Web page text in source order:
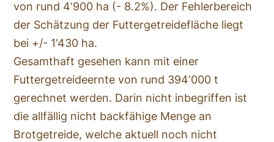
von rund 4'900 ha (- 8.2%). Der Fehlerbereich
der Schätzung der Futtergetreidefläche liegt
bei +/- 1'430 ha.
Gesamthaft gesehen kann mit einer
Futtergetreideernte von rund 394‘000 t
gerechnet werden. Darin nicht inbegriffen ist
die allfällig nicht backfähige Menge an
Brotgetreide, welche aktuell noch nicht